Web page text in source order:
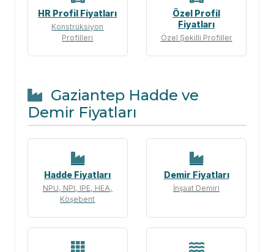
HR Profil Fiyatları
Konstrüksiyon
Profilleri
Özel Profil
Fiyatları
Özel Şekilli Profiller
Gaziantep Hadde ve
Demir Fiyatları
Hadde Fiyatları
NPU, NPI, IPE, HEA,
Köşebent
Demir Fiyatları
İnşaat Demiri